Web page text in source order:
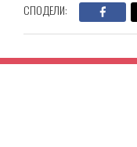
СПОДЕЛИ: